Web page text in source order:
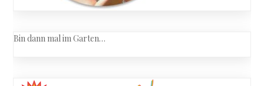
Bin dann mal im Garten…